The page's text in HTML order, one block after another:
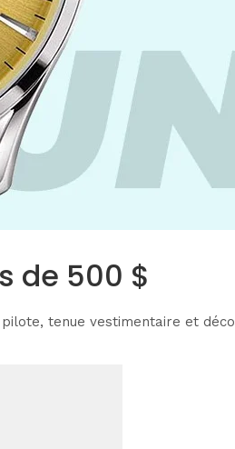
de 500 $
tenue vestimentaire et